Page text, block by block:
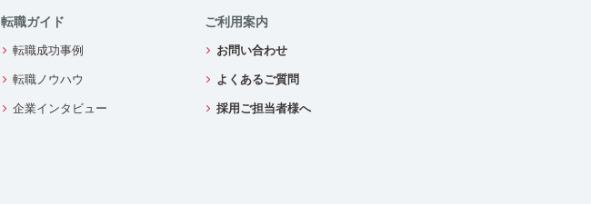
転職ガイド
転職成功事例
転職ノウハウ
企業インタビュー
ご利用案内
お問い合わせ
よくあるご質問
採用ご担当者様へ